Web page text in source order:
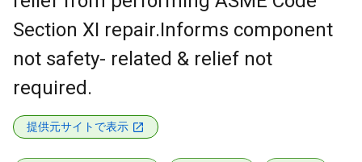
Section XI repair.Informs component
not safety- related & relief not
required.
提供元サイトで表示